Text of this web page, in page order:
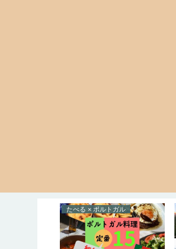
たべる × ポルトガル